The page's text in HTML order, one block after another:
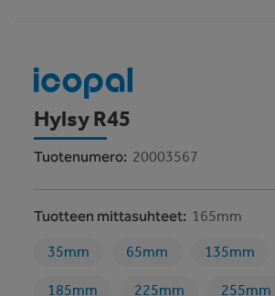
Hylsy R45
Tuotenumero 20003567
Tuotteen mittasuhteet 165mm
35mm 65mm 135mm
185mm 225mm 255mm